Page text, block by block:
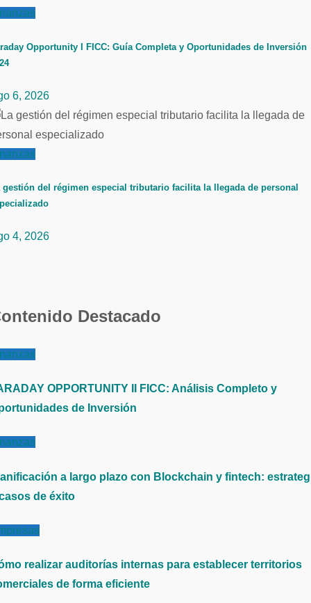
Opportunity I FICC: Guía Completa y Oportunidades de Inversión
6, 2026
gestión del régimen especial tributario facilita la llegada de personal
4, 2026
Destacado
OPPORTUNITY II FICC: Análisis Completo y
de Inversión
a largo plazo con Blockchain y fintech:
de éxito
realizar auditorías internas para establecer territorios
de forma eficiente